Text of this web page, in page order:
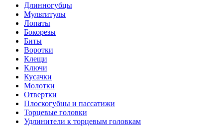
Длинногубцы
Мультитулы
Лопаты
Бокорезы
Биты
Воротки
Клещи
Ключи
Кусачки
Молотки
Отвертки
Плоскогубцы и пассатижи
Торцевые головки
Удлинители к торцевым головкам